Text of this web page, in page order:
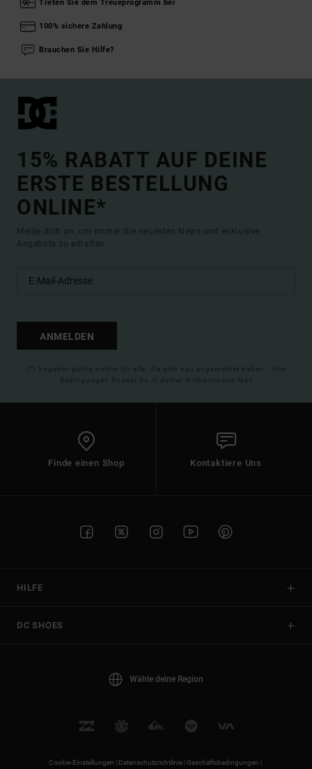
Treten Sie dem Treueprogramm bei
100% sichere Zahlung
Brauchen Sie Hilfe?
15% RABATT AUF DEINE
ERSTE BESTELLUNG
ONLINE*
Melde dich an, um immer die neuesten News und exklusive
Angebote zu erhalten.
ANMELDEN
(*) Angebot gültig online für alle, die sich neu angemeldet haben - Alle
Bedingungen findest du in deiner Willkommens-Mail
Finde einen Shop Kontaktiere Uns
HILFE
DC SHOES
Wähle deine Region
Cookie-Einstellungen | Datenschutzrichtlinie |Geschäftsbedingungen |